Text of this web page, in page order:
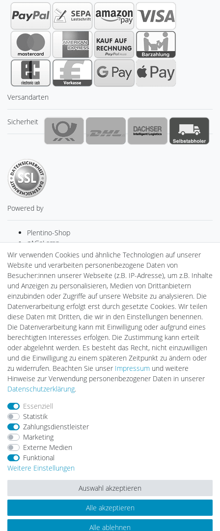
Versandarten
Sicherheit
Powered by
Plentino-Shop
gAGaLamp
Drohnenstore24
Cardanlight-Shop
Batteriespeicher
PlentiSolar
Gebrauchtlicht
Ledkauf
DEYESOLAR
Lightech Connect
CardanLight Europe
FORTIMO LEDs
LED-RETROSHOP
MeinUSB
Impressum
Barrierefreiheitserklärung
© Copyright 2026 | Alle Rechte vorbehalten.
Wir verwenden Cookies und ähnliche Technologien auf unserer
Website und verarbeiten personenbezogene Daten von
Besucher:innen unserer Webseite (z.B. IP-Adresse), um z.B. Inhalte
und Anzeigen zu personalisieren, Medien von Drittanbietern
einzubinden oder Zugriffe auf unsere Website zu analysieren. Die
Datenverarbeitung erfolgt erst durch gesetzte Cookies. Wir teilen
diese Daten mit Dritten, die wir in den Einstellungen benennen.
Die Datenverarbeitung kann mit Einwilligung oder aufgrund eines
berechtigten Interesses erfolgen. Die Zustimmung kann erteilt
oder abgelehnt werden. Es besteht das Recht, nicht einzuwilligen
und die Einwilligung zu einem späteren Zeitpunkt zu ändern oder
zu widerrufen. Beachten Sie unser Impressum und weitere
Hinweise zur Verwendung personenbezogener Daten in unserer
Daten­schutz­erklärung.
Essenziell
Statistik
Zahlungsdienstleister
Marketing
Externe Medien
Funktional
Weitere Einstellungen
Alle akzeptieren
Alle ablehnen
Auswahl akzeptieren